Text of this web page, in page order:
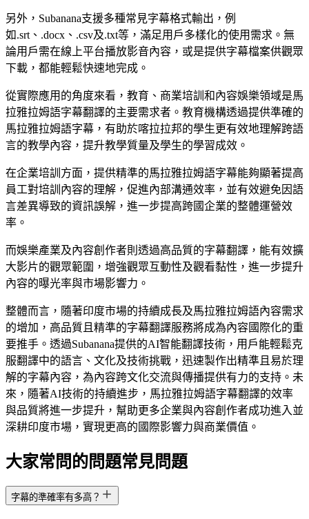
另外，Subanana支援多種常見字幕格式輸出，例
如.srt、.docx、.csv及.txt等，滿足用戶多樣化的使用需求。無
論用戶需在線上平台播放影音內容，或是提供字幕檔案供觀眾
下載，都能輕鬆快速地完成。
從實際應用的角度來看，教育、商業培訓和內容娛樂領域是馬
拉雅拉姆語字幕翻譯的主要需求者。教育機構透過提供準確的
馬拉雅拉姆語字幕，有助於喀拉拉邦的學生更有效地理解跨語
言的教學內容，提升教學質量及學生的學習成效。
在企業培訓方面，提供精準的馬拉雅拉姆語字幕能夠顯著提高
員工對培訓內容的理解，促進內部溝通效率，並有效避免因語
言差異導致的資訊誤解，進一步提高跨國企業的整體運營效
率。
而娛樂產業及內容創作者則透過高品質的字幕翻譯，能有效擴
大影片的觀眾範圍，增強觀眾互動性及觀看黏性，進一步提升
內容的曝光率與市場影響力。
整體而言，隨著印度市場的持續成長及馬拉雅拉姆語內容需求
的增加，高品質且精準的字幕翻譯服務將成為內容國際化的重
要推手。透過Subanana提供的AI智能翻譯技術，用戶能輕鬆克
服翻譯中的語言、文化及技術挑戰，迅速製作出精準且易於理
解的字幕內容，為內容跨文化交流與傳播提供有力的支持。未
來，隨著AI技術的持續進步，馬拉雅拉姆語字幕翻譯的效率
與品質將進一步提升，幫助更多企業與內容創作者成功進入並
深耕印度市場，實現更高的國際影響力與商業價值。
大家常問的問題常見問題
字幕的準確率有多高？